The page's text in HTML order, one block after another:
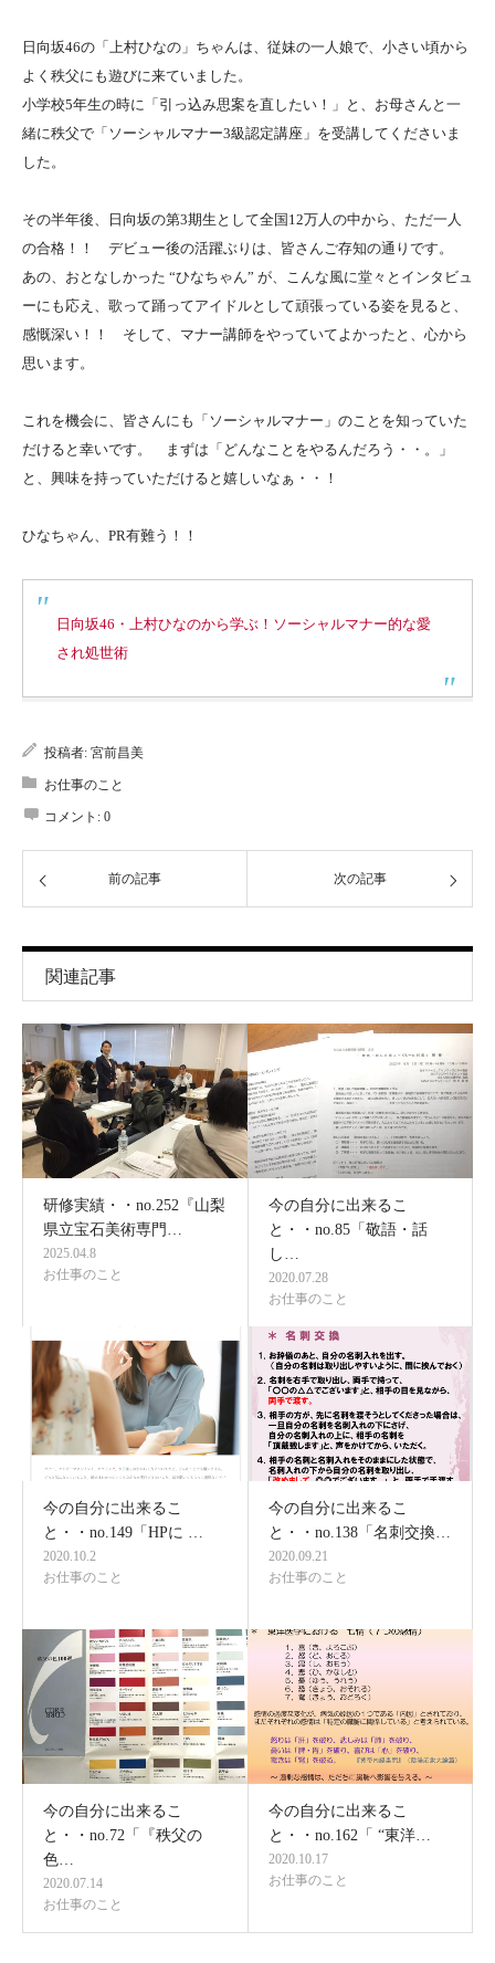
日向坂46の「上村ひなの」ちゃんは、従妹の一人娘で、小さい頃から
よく秩父にも遊びに来ていました。
小学校5年生の時に「引っ込み思案を直したい！」と、お母さんと一
緒に秩父で「ソーシャルマナー3級認定講座」を受講してくださいま
した。
その半年後、日向坂の第3期生として全国12万人の中から、ただ一人
の合格！！ デビュー後の活躍ぶりは、皆さんご存知の通りです。
あの、おとなしかった “ひなちゃん” が、こんな風に堂々とインタビュ
ーにも応え、歌って踊ってアイドルとして頑張っている姿を見ると、
感慨深い！！ そして、マナー講師をやっていてよかったと、心から
思います。
これを機会に、皆さんにも「ソーシャルマナー」のことを知っていた
だけると幸いです。 まずは「どんなことをやるんだろう・・。」
と、興味を持っていただけると嬉しいなぁ・・！
ひなちゃん、PR有難う！！
日向坂46・上村ひなのから学ぶ！ソーシャルマナー的な愛
され処世術
投稿者: 宮前昌美
お仕事のこと
コメント: 0
前の記事 次の記事
関連記事
研修実績・・no.252『山梨
県立宝石美術専門…
2025.04.8
お仕事のこと
今の自分に出来るこ
と・・no.85「敬語・話
し…
2020.07.28
お仕事のこと
今の自分に出来るこ
と・・no.149「HPに …
2020.10.2
お仕事のこと
今の自分に出来るこ
と・・no.138「名刺交換…
2020.09.21
お仕事のこと
今の自分に出来るこ
と・・no.72「『秩父の
色…
2020.07.14
お仕事のこと
今の自分に出来るこ
と・・no.162「 “東洋…
2020.10.17
お仕事のこと